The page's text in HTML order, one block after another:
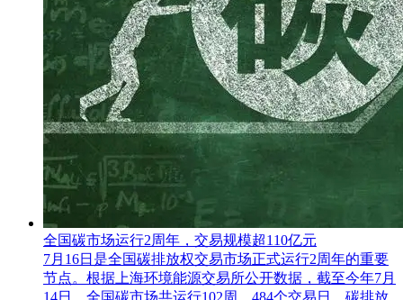
全国碳市场运行2周年，交易规模超110亿元
7月16日是全国碳排放权交易市场正式运行2周年的重要
节点。根据上海环境能源交易所公开数据，截至今年7月